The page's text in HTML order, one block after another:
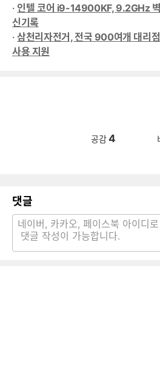
· 인텔 코어 i9-14900KF, 9.2GHz
신기록
·삼천리자전거, 전국 900여개 대리점
사용 지원
공감 4
댓글